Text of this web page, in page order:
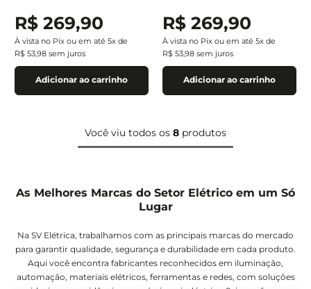
R$ 269,90
À vista no Pix ou em até 5x de
R$ 53,98 sem juros
Adicionar ao carrinho
R$ 269,90
À vista no Pix ou em até 5x de
R$ 53,98 sem juros
Adicionar ao carrinho
Você viu todos os 8 produtos
As Melhores Marcas do Setor Elétrico em um Só
Lugar
Na SV Elétrica, trabalhamos com as principais marcas do mercado
para garantir qualidade, segurança e durabilidade em cada produto.
Aqui você encontra fabricantes reconhecidos em iluminação,
automação, materiais elétricos, ferramentas e redes, com soluções